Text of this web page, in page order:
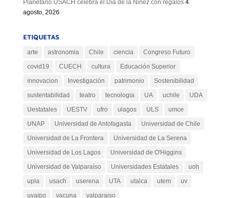
Planetario USACH celebra el Día de la Niñez con regalos 4
agosto, 2026
ETIQUETAS
arte astronomia Chile ciencia
Congreso Futuro
covid19
CUECH cultura
Educación Superior
innovacion
Investigación patrimonio
Sostenibilidad
sustentabilidad
teatro tecnologia UA uchile
UDA
Uestatales
UESTV ufro ulagos ULS
umce
UNAP
Universidad de Antofagasta
Universidad de Chile
Universidad de La Frontera
Universidad de La Serena
Universidad de Los Lagos
Universidad de O'Higgins
Universidad de Valparaíso
Universidades Estatales
uoh
upla
usach userena UTA utalca utem
uv
uvalpo
vacuna valparaiso